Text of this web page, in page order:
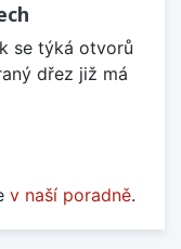
se týká otvorů
dřez již má
v naší poradně.